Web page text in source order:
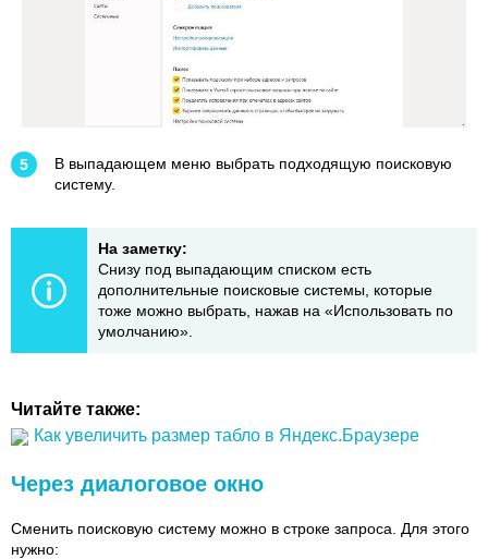
В выпадающем меню выбрать подходящую поисковую
систему.
На заметку:
Снизу под выпадающим списком есть
дополнительные поисковые системы, которые
тоже можно выбрать, нажав на «Использовать по
умолчанию».
Читайте также:
Как увеличить размер табло в Яндекс.Браузере
Через диалоговое окно
Сменить поисковую систему можно в строке запроса. Для этого
нужно: